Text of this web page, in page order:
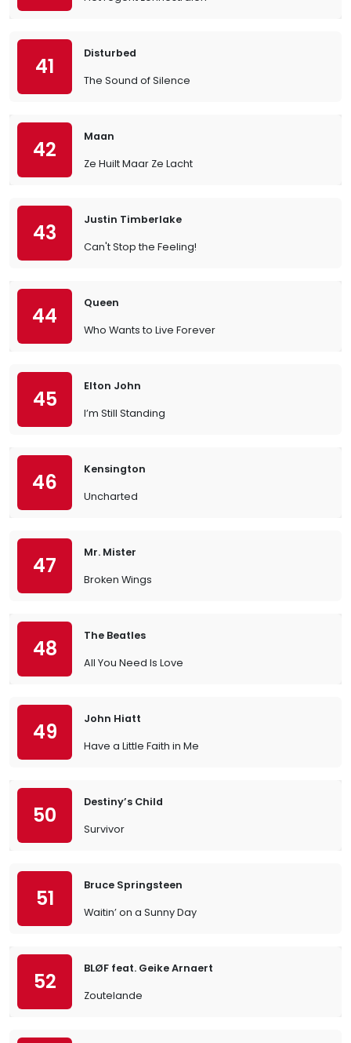
41
Disturbed
The Sound of Silence
42
Maan
Ze Huilt Maar Ze Lacht
43
Justin Timberlake
Can't Stop the Feeling!
44
Queen
Who Wants to Live Forever
45
Elton John
I’m Still Standing
46
Kensington
Uncharted
47
Mr. Mister
Broken Wings
48
The Beatles
All You Need Is Love
49
John Hiatt
Have a Little Faith in Me
50
Destiny’s Child
Survivor
51
Bruce Springsteen
Waitin’ on a Sunny Day
52
BLØF feat. Geike Arnaert
Zoutelande